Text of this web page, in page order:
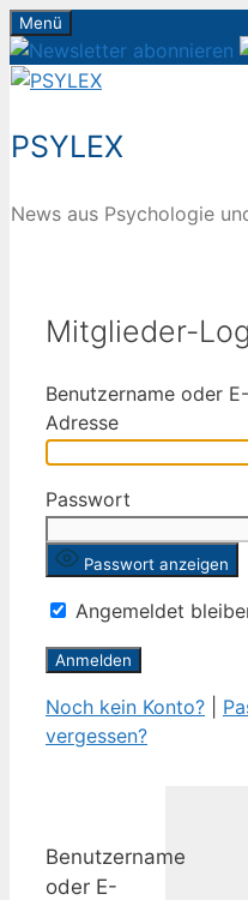
Zum
Inhalt
springen
Menü
PSYLEX
News aus Psychologie
Mitglieder-
Benutzername oder
Adresse
Passwort
Passwort anzeigen
Angemeldet
Noch kein Konto?
vergessen?
Benutzername
oder E-